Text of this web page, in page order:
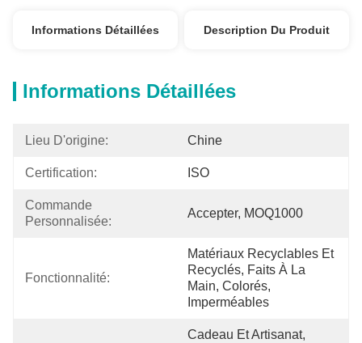
Informations Détaillées Description Du Produit
Informations Détaillées
Lieu D'origine: Chine
Certification: ISO
Commande
Personnalisée:
Accepter, MOQ1000
Fonctionnalité:
Matériaux Recyclables Et
Recyclés, Faits À La
Main, Colorés,
Imperméables
Cadeau Et Artisanat,